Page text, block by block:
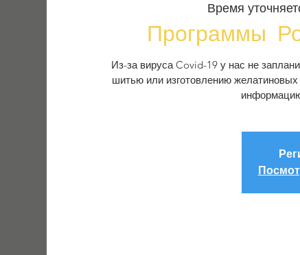
Время
Программы
Из-за вируса Covid-19 у нас не
шитью или изготовлению